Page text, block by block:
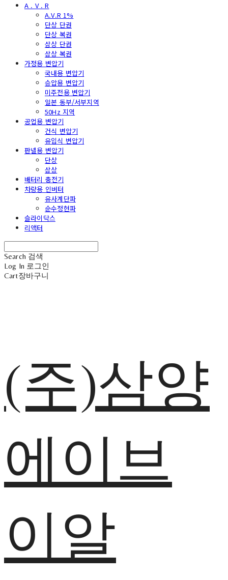
A . V . R
A.V.R 1%
단상 단권
단상 복권
삼상 단권
삼상 복권
가정용 변압기
국내용 변압기
승압용 변압기
미주전용 변압기
일본 동부/서부지역
50Hz 지역
공업용 변압기
건식 변압기
유입식 변압기
판넬용 변압기
단상
삼상
배터리 충전기
차량용 인버터
유사계단파
순수정현파
슬라이닥스
리액터
Search 검색
Log In 로그인
Cart장바구니
(주)삼양
에이브
이알